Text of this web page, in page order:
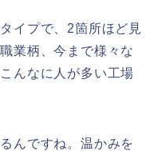
イプで、2箇所ほど見
業柄、今まで様々な
んなに人が多い工場
んですね。温かみを